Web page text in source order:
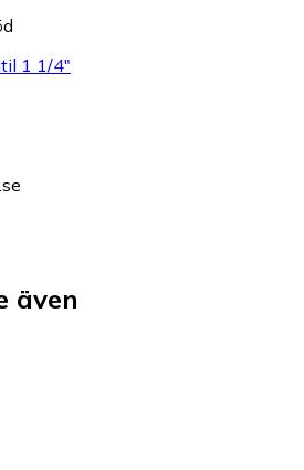
1 1/4"
även